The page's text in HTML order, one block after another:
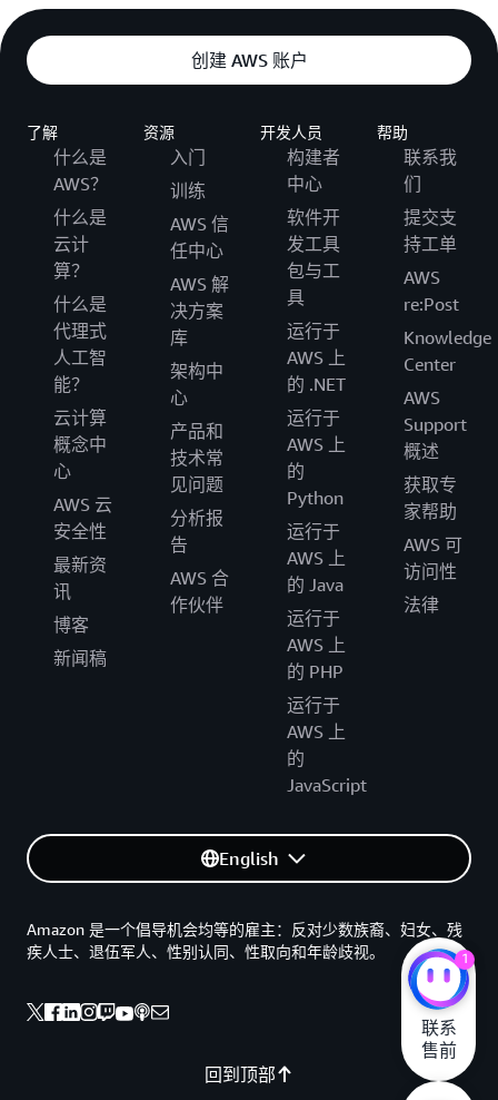
创建 AWS 账户
了解
什么是
AWS？
什么是
云计
算？
什么是
代理式
人工智
能？
云计算
概念中
心
AWS 云
安全性
最新资
讯
博客
新闻稿
资源
入门
训练
AWS 信
任中心
AWS 解
决方案
库
架构中
心
产品和
技术常
见问题
分析报
告
AWS 合
作伙伴
开发人员
构建者
中心
软件开
发工具
包与工
具
运行于
AWS 上
的 .NET
运行于
AWS 上
的
Python
运行于
AWS 上
的 Java
运行于
AWS 上
的 PHP
运行于
AWS 上
的
JavaScript
帮助
联系我
们
提交支
持工单
AWS
re:Post
Knowledge
Center
AWS
Support
概述
获取专
家帮助
AWS 可
访问性
法律
English
回到顶部
Amazon 是一个倡导机会均等的雇主：反对少数族裔、妇女、残
疾人士、退伍军人、性别认同、性取向和年龄歧视。
1
联系
售前